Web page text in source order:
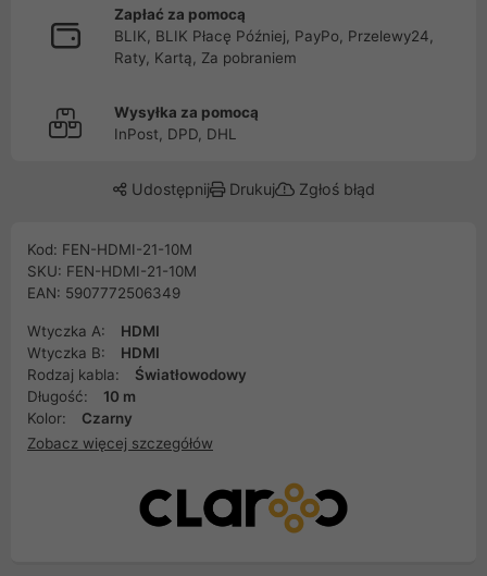
Zapłać za pomocą
BLIK, BLIK Płacę Później, PayPo, Przelewy24,
Raty, Kartą, Za pobraniem
Wysyłka za pomocą
InPost, DPD, DHL
Udostępnij Drukuj Zgłoś błąd
Kod: FEN-HDMI-21-10M
SKU: FEN-HDMI-21-10M
EAN: 5907772506349
Wtyczka A:
HDMI
Wtyczka B:
HDMI
Rodzaj kabla:
Światłowodowy
Długość:
10 m
Kolor:
Czarny
Zobacz więcej szczegółów